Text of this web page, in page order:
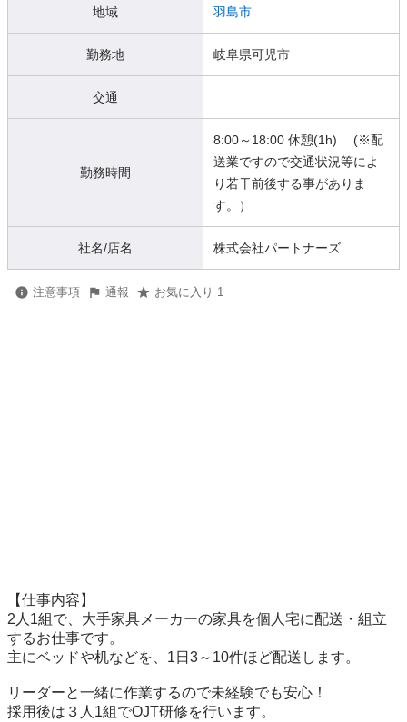
地域 羽島市
勤務地 岐阜県可児市
交通
勤務時間
8:00～18:00 休憩(1h) (※配
送業ですので交通状況等によ
り若干前後する事がありま
す。）
社名/店名 株式会社パートナーズ
注意事項 通報 お気に入り 1
【仕事内容】
2人1組で、大手家具メーカーの家具を個人宅に配送・組立
するお仕事です。
主にベッドや机などを、1日3～10件ほど配送します。
リーダーと一緒に作業するので未経験でも安心！
採用後は３人1組でOJT研修を行います。